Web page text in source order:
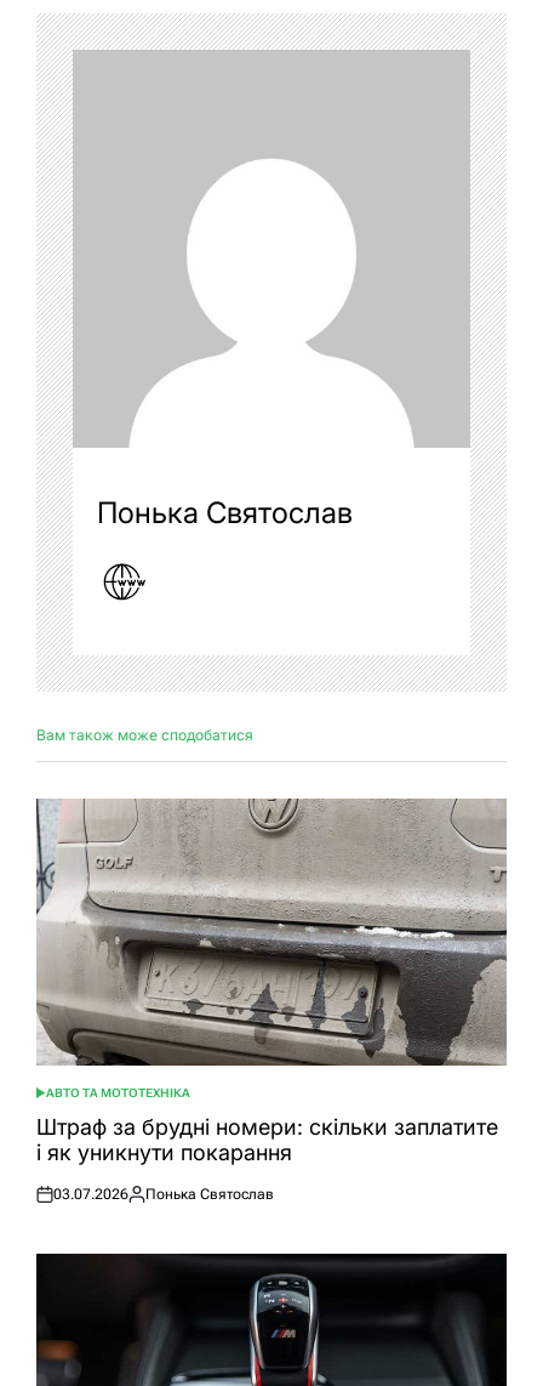
Понька Святослав
Вам також може сподобатися
ОПУБЛІКУВАТИ
У
АВТО ТА МОТОТЕХНІКА
Штраф за брудні номери: скільки заплатите
і як уникнути покарання
Оприлюднено
03.07.2026
Опубліковано
Понька Святослав